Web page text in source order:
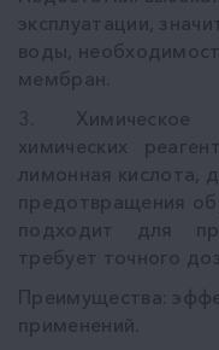
эксплуатации,
воды,
мембран.
3. Химическое
химических
лимонная кислота,
предотвращения
подходит для
требует точного
Преимущества:
применений.